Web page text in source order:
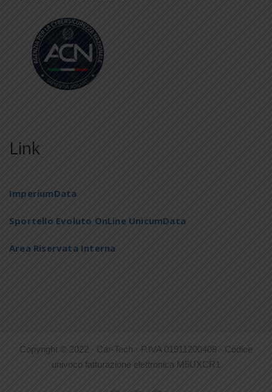
Link
ImperiumData
Sportello Evoluto OnLine UnicumData
Area Riservata Interna
Copyright © 2022 · Car-Tech · P.IVA 01911200408 · Codice
univoco fatturazione elettronica M5UXCR1